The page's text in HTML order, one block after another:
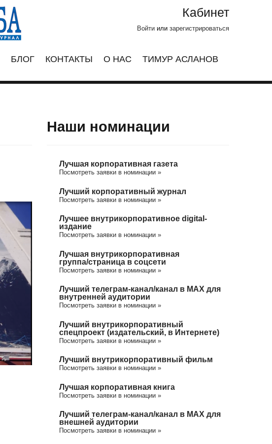
Кабинет
Войти или зарегистрироваться
БЛОГ КОНТАКТЫ О НАС ТИМУР АСЛАНОВ
Наши номинации
Лучшая корпоративная газета
Посмотреть заявки в номинации »
Лучший корпоративный журнал
Посмотреть заявки в номинации »
Лучшее внутрикорпоративное digital-
издание
Посмотреть заявки в номинации »
Лучшая внутрикорпоративная
группа/cтраница в соцсети
Посмотреть заявки в номинации »
Лучший телеграм-канал/канал в МАХ для
внутренней аудитории
Посмотреть заявки в номинации »
Лучший внутрикорпоративный
спецпроект (издательский, в Интернете)
Посмотреть заявки в номинации »
Лучший внутрикорпоративный фильм
Посмотреть заявки в номинации »
Лучшая корпоративная книга
Посмотреть заявки в номинации »
Лучший телеграм-канал/канал в МАХ для
внешней аудитории
Посмотреть заявки в номинации »